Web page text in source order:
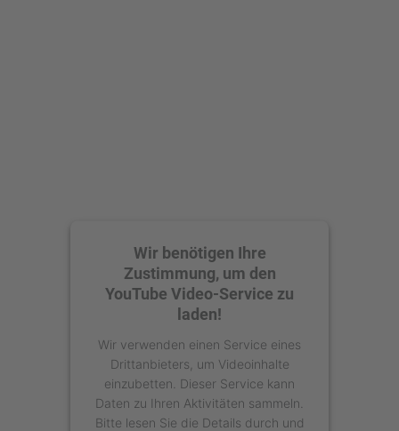
Wir benötigen Ihre
Zustimmung, um den
YouTube Video-Service zu
laden!
Wir verwenden einen Service eines
Drittanbieters, um Videoinhalte
einzubetten. Dieser Service kann
Daten zu Ihren Aktivitäten sammeln.
Bitte lesen Sie die Details durch und